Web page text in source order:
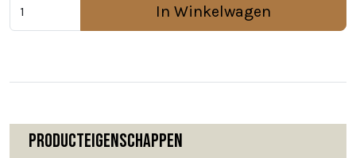
In Winkelwagen
Producteigenschappen